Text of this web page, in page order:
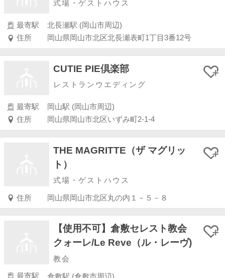
式場・ゲストハウス
最寄駅
北長瀬駅 (岡山市周辺)
住所
岡山県岡山市北区北長瀬表町1丁目3番12号
CUTIE PIE倶楽部
レストランウエディング
最寄駅
岡山駅 (岡山市周辺)
住所
岡山県岡山市北区いずみ町2-1-4
THE MAGRITTE（ザ マグリッ
ト）
式場・ゲストハウス
住所 岡山県岡山市北区丸の内１－５－８
【使用不可】倉敷セレスト教会
クォーレ/Le Reve（ル・レーヴ)
教会
最寄駅
倉敷駅 (倉敷市周辺)